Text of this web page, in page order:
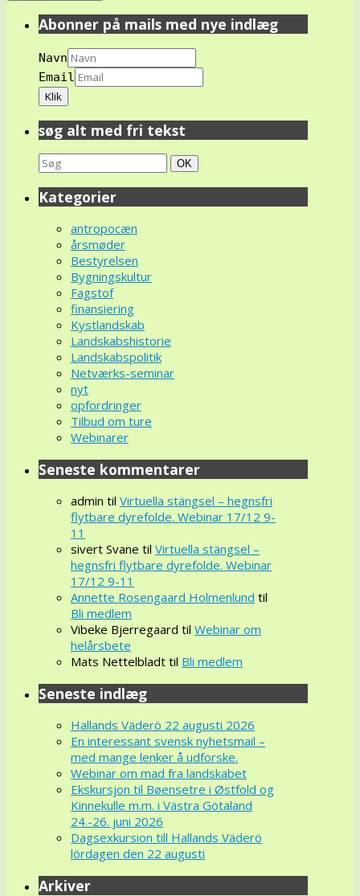
Abonner på mails med nye indlæg
Navn
Email
søg alt med fri tekst
Search
for:
Søg
OK
Kategorier
antropocæn
årsmøder
Bestyrelsen
Bygningskultur
Fagstof
finansiering
Kystlandskab
Landskabshistorie
Landskabspolitik
Netværks-seminar
nyt
opfordringer
Tilbud om ture
Webinarer
Seneste kommentarer
admin til Virtuella stängsel – hegnsfri
flytbare dyrefolde. Webinar 17/12 9-
11
sivert Svane til Virtuella stängsel –
hegnsfri flytbare dyrefolde. Webinar
17/12 9-11
Annette Rosengaard Holmenlund til
Bli medlem
Vibeke Bjerregaard til Webinar om
helårsbete
Mats Nettelbladt til Bli medlem
Seneste indlæg
Hallands Väderö 22 augusti 2026
En interessant svensk nyhetsmail –
med mange lenker å udforske.
Webinar om mad fra landskabet
Ekskursjon til Bøensetre i Østfold og
Kinnekulle m.m. i Västra Götaland
24.-26. juni 2026
Dagsexkursion till Hallands Väderö
lördagen den 22 augusti
Arkiver